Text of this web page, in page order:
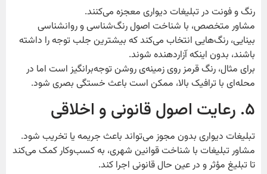
رنگ و فونت در تبلیغات دیواری معجزه می‌کنند.
مشاور متخصص، با شناخت اصول رنگ‌شناسی و روانشناسی
بینایی، رنگ‌هایی انتخاب می‌کند که بیشترین جلب توجه را داشته
باشند، بدون اینکه آزاردهنده شوند.
برای مثال، رنگ قرمز روی زمینه‌ی روشن توجه‌برانگیز است اما در
محله‌ای با ترافیک بالا، ممکن است باعث خستگی بصری شود.
۵. رعایت اصول قانونی و اخلاقی
تبلیغات دیواری بدون مجوز می‌تواند باعث جریمه یا تخریب شود.
مشاور تبلیغات با شناخت قوانین شهری، به کسب‌وکار کمک می‌کند
تا تبلیغ مؤثر و در عین حال قانونی اجرا کند.